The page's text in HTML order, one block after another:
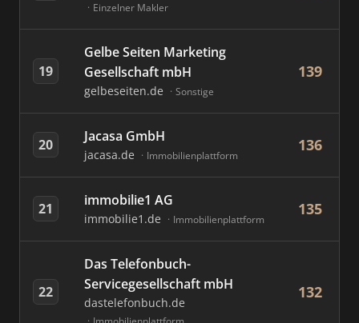
Einzelner Makler
19
Gelbe Seiten Marketing
Gesellschaft mbH
gelbeseiten.de Sonstige
139
20 Jacasa GmbH
jacasa.de Immobilienplattform
136
21 immobilie1 AG
immobilie1.de Immobilienplattform
135
22
Das Telefonbuch-
Servicegesellschaft mbH
dastelefonbuch.de
132